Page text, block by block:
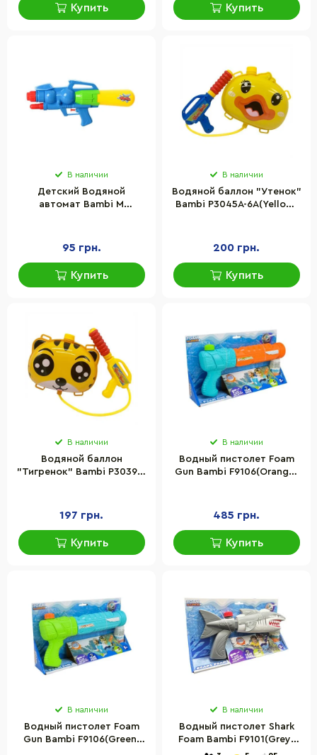
Купить Купить
В наличии
Детский Водяной
автомат Bambi M
95 грн.
Купить
В наличии
Водяной баллон "Утенок"
Bambi P3045A-6A(Yellow)
200 грн.
Купить
В наличии
Водяной баллон
"Тигренок" Bambi P3039A-
197 грн.
Купить
В наличии
Водный пистолет Foam
Gun Bambi F9106(Orange)
485 грн.
Купить
В наличии
Водный пистолет Foam
Gun Bambi F9106(Green)
В наличии
Водный пистолет Shark
Foam Bambi F9101(Grey)
стреляет пеной,